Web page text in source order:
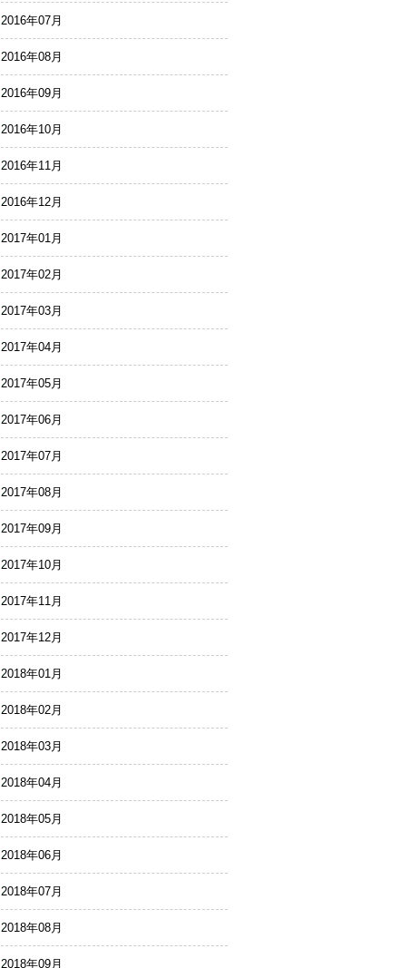
2016年07月
2016年08月
2016年09月
2016年10月
2016年11月
2016年12月
2017年01月
2017年02月
2017年03月
2017年04月
2017年05月
2017年06月
2017年07月
2017年08月
2017年09月
2017年10月
2017年11月
2017年12月
2018年01月
2018年02月
2018年03月
2018年04月
2018年05月
2018年06月
2018年07月
2018年08月
2018年09月